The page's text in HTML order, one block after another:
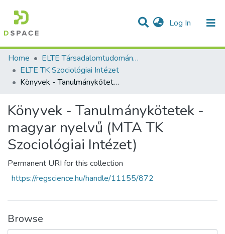
Log In (current)
Communities & Collections
Statistics
All of DSpace
Home
ELTE Társadalomtudományi Kutatóközpont
ELTE TK Szociológiai Intézet
Könyvek - Tanulmánykötetek - magyar nyelvű (MTA TK Szociológiai Intézet)
Könyvek - Tanulmánykötetek -
magyar nyelvű (MTA TK
Szociológiai Intézet)
Permanent URI for this collection
https://regscience.hu/handle/11155/872
Browse